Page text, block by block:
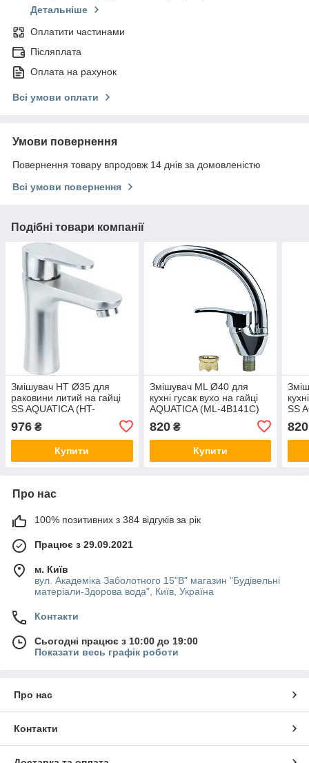
Детальніше
Оплатити частинами
Післяплата
Оплата на рахунок
Всі умови оплати
Умови повернення
Повернення товару впродовж 14 днів за домовленістю
Всі умови повернення
Подібні товари компанії
Змішувач HT Ø35 для
раковини литий на гайці
SS AQUATICA (HT-
976 ₴
Купити
Змішувач ML Ø40 для
кухні гусак вухо на гайці
AQUATICA (ML-4B141C)
820₴
Купити
SS
820
Про нас
100% позитивних з 384 відгуків за рік
Працює з 29.09.2021
м. Київ
вул. Академіка Заболотного 15"В" магазин "Будівельні
матеріали-Здорова вода", Київ, Україна
Контакти
Сьогодні працює з 10:00 до 19:00
Показати весь графік роботи
Про нас
Контакти